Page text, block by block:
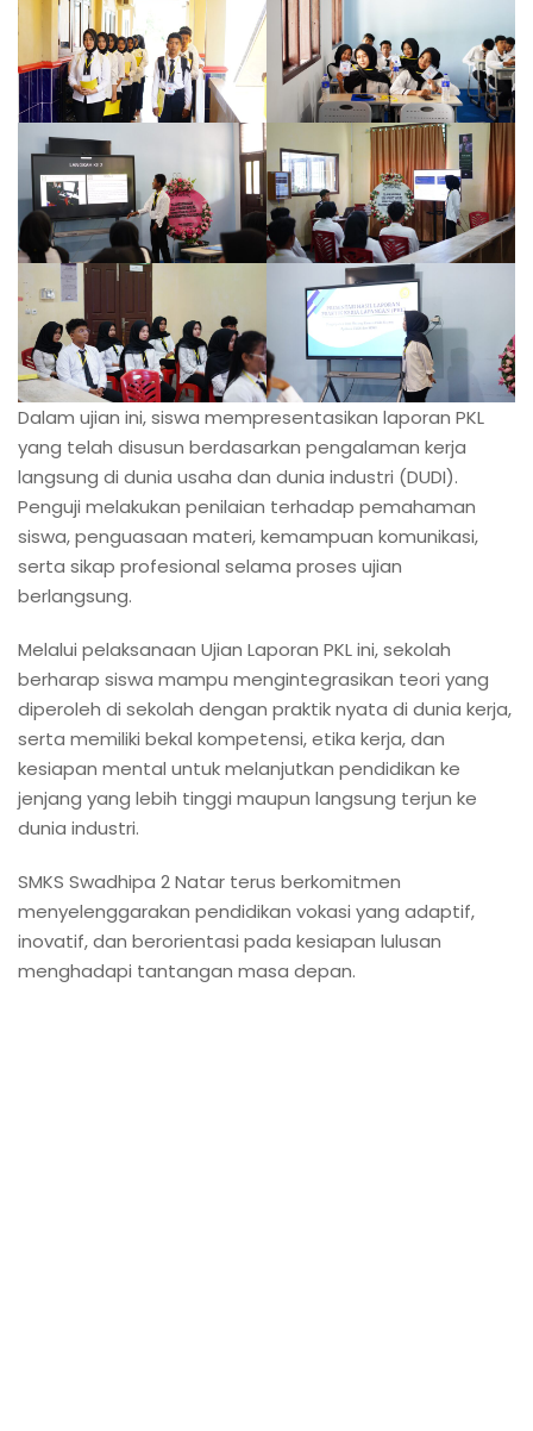
Dalam ujian ini, siswa mempresentasikan laporan PKL
yang telah disusun berdasarkan pengalaman kerja
langsung di dunia usaha dan dunia industri (DUDI).
Penguji melakukan penilaian terhadap pemahaman
siswa, penguasaan materi, kemampuan komunikasi,
serta sikap profesional selama proses ujian
berlangsung.
Melalui pelaksanaan Ujian Laporan PKL ini, sekolah
berharap siswa mampu mengintegrasikan teori yang
diperoleh di sekolah dengan praktik nyata di dunia kerja,
serta memiliki bekal kompetensi, etika kerja, dan
kesiapan mental untuk melanjutkan pendidikan ke
jenjang yang lebih tinggi maupun langsung terjun ke
dunia industri.
SMKS Swadhipa 2 Natar terus berkomitmen
menyelenggarakan pendidikan vokasi yang adaptif,
inovatif, dan berorientasi pada kesiapan lulusan
menghadapi tantangan masa depan.